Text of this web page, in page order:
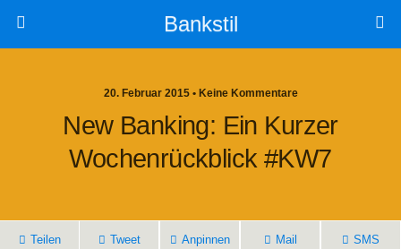
Bankstil
20. Februar 2015 • Keine Kommentare
New Ban­king: Ein Kur­zer
Wochen­rück­blick #KW7
Tei­len Tweet Anpin­nen Mail SMS